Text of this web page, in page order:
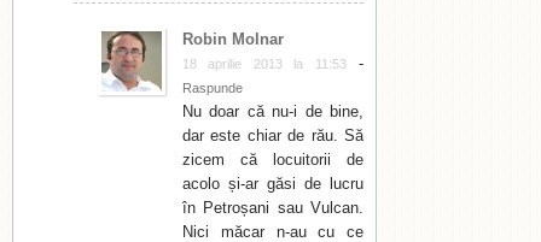
Robin Molnar
18 aprilie 2013 la 11:53-
Raspunde
Nu doar că nu-i de bine,
dar este chiar de rău. Să
zicem că locuitorii de
acolo și-ar găsi de lucru
în Petroșani sau Vulcan.
Nici măcar n-au cu ce